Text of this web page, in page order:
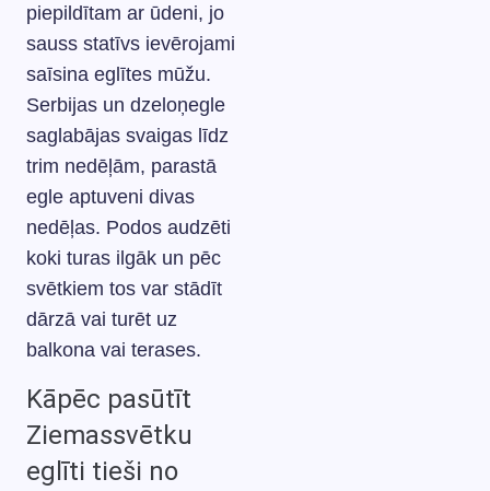
piepildītam ar ūdeni, jo
sauss statīvs ievērojami
saīsina eglītes mūžu.
Serbijas un dzeloņegle
saglabājas svaigas līdz
trim nedēļām, parastā
egle aptuveni divas
nedēļas. Podos audzēti
koki turas ilgāk un pēc
svētkiem tos var stādīt
dārzā vai turēt uz
balkona vai terases.
Kāpēc pasūtīt
Ziemassvētku
eglīti tieši no